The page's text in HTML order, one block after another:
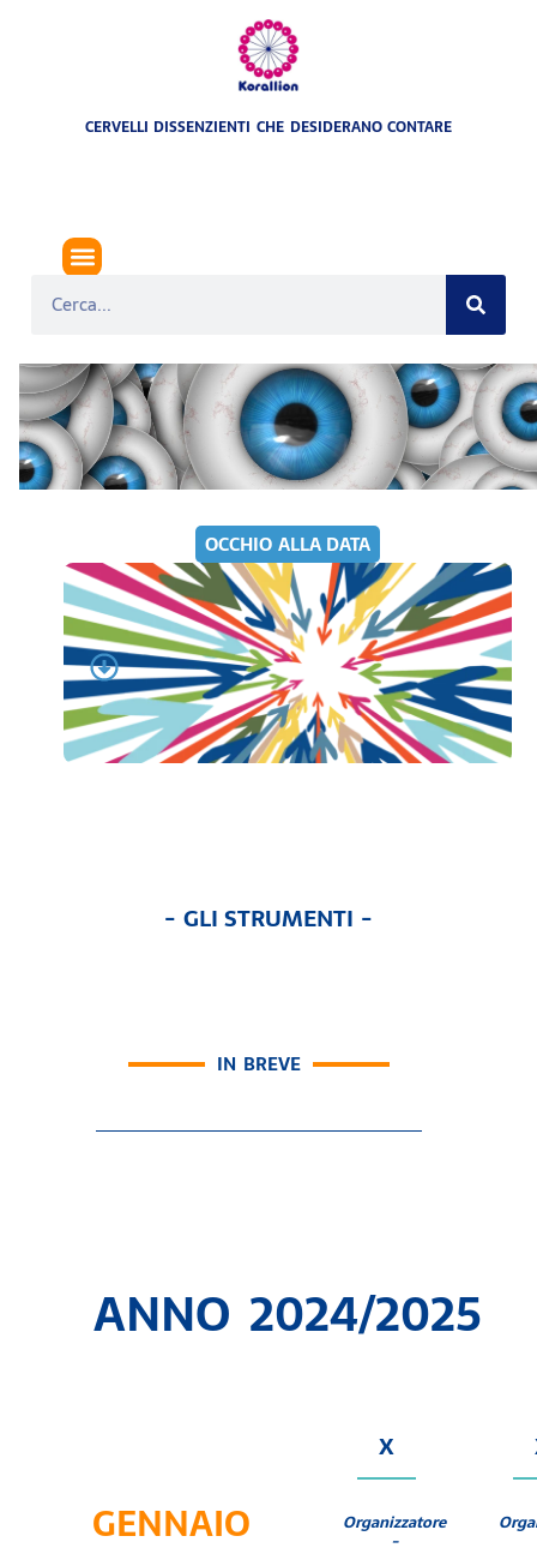
CERVELLI DISSENZIENTI CHE DESIDERANO CONTARE
OCCHIO ALLA DATA
- GLI STRUMENTI -
IN BREVE
ANNO 2024/2025
GENNAIO
X
Organizzatore
-